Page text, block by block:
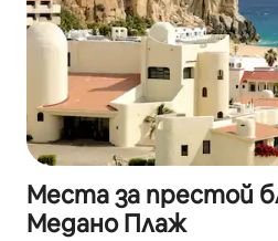
Места за престой
Медано Плаж